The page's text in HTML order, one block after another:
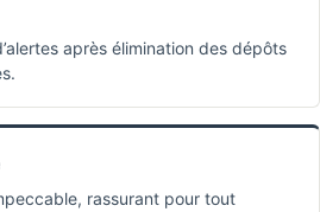
après élimination des dépôts
rassurant pour tout